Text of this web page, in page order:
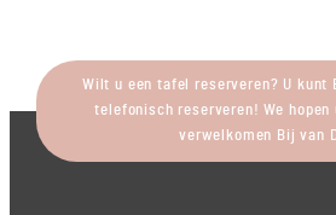
Wilt u een tafel reserveren? U kunt
telefonisch reserveren! We hopen
verwelkomen Bij van